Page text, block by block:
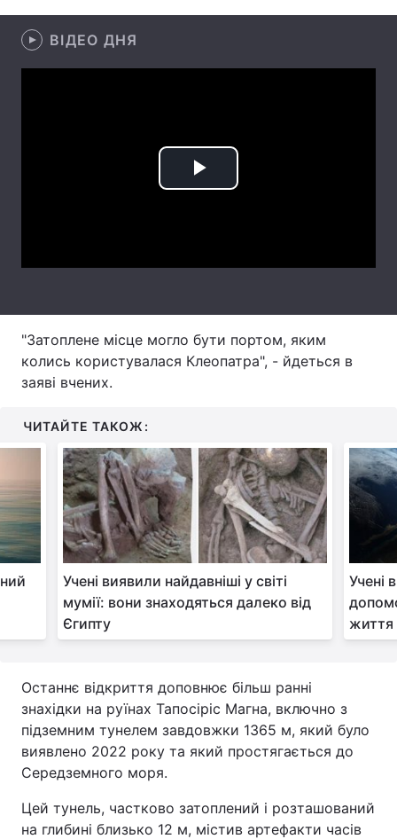
Відео з Youtube
Тема оформлення
ВІДЕО ДНЯ
Play
"Затоплене місце могло бути портом, яким
колись користувалася Клеопатра", - йдеться в
заяві вчених.
ЧИТАЙТЕ ТАКОЖ:
Учені виявили найдавніші у світі
мумії: вони знаходяться далеко від
Єгипту
Учені
життя
Останнє відкриття доповнює більш ранні
знахідки на руїнах Тапосіріс Магна, включно з
підземним тунелем завдовжки 1365 м, який було
виявлено 2022 року та який простягається до
Середземного моря.
Цей тунель, частково затоплений і розташований
на глибині близько 12 м, містив артефакти часів